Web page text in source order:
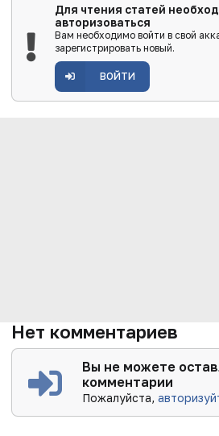
Для чтения статей
авторизоваться
Вам необходимо войти в свой
зарегистрировать новый.
ВОЙТИ
Нет комментариев
Вы не можете
комментарии
Пожалуйста,